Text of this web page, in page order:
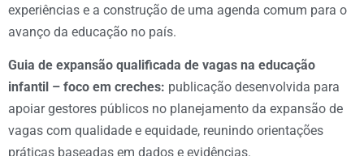
experiências e a construção de uma agenda comum para o
avanço da educação no país.
Guia de expansão qualificada de vagas na educação
infantil – foco em creches: publicação desenvolvida para
apoiar gestores públicos no planejamento da expansão de
vagas com qualidade e equidade, reunindo orientações
práticas baseadas em dados e evidências.